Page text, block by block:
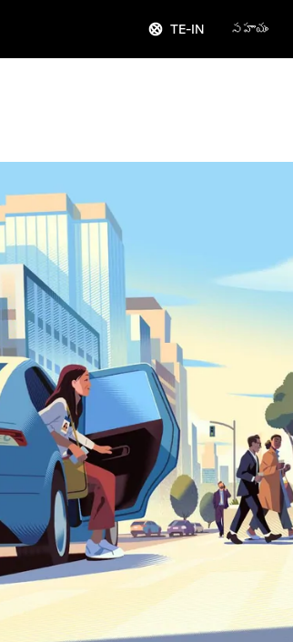
TE-IN సహాయం